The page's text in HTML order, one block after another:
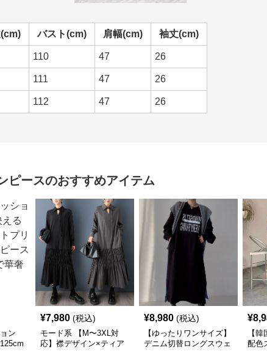
バスト(cm) 肩幅(cm) 袖丈(cm)
110 47 26
111 47 26
112 47 26
ピースのおすすめアイテム
ン
¥7,980 (税込)
モード系 【M〜3XL対
応】襟デザイン×ティア
¥8,980 (税込)
【ゆったりワンサイズ】
デニム切替ロングスウェ
¥
【
配色